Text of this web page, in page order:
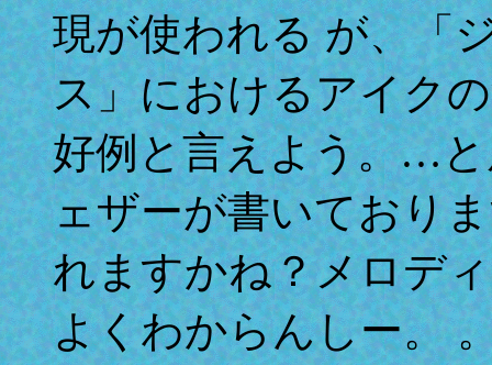
現が使われる が、「
ス」におけるアイク
好例と言えよう。…
ェザーが書いており
れますかね？メロデ
よくわからんしー。